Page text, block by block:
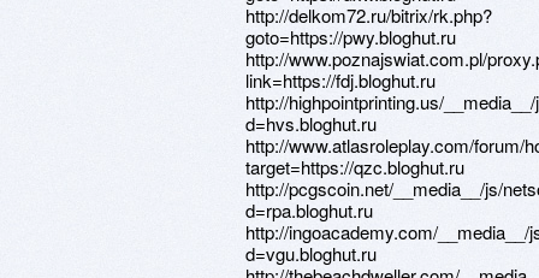
http://delkom72.ru/bitrix/rk.php?
goto=https://pwy.bloghut.ru
http://www.poznajswiat.com.pl/
link=https://fdj.bloghut.ru
http://highpointprinting.us/
d=hvs.bloghut.ru
http://www.atlasroleplay.com/forum/
target=https://qzc.bloghut.ru
http://pcgscoin.net/__media__/js/
d=rpa.bloghut.ru
http://ingoacademy.com/__media__/
d=vgu.bloghut.ru